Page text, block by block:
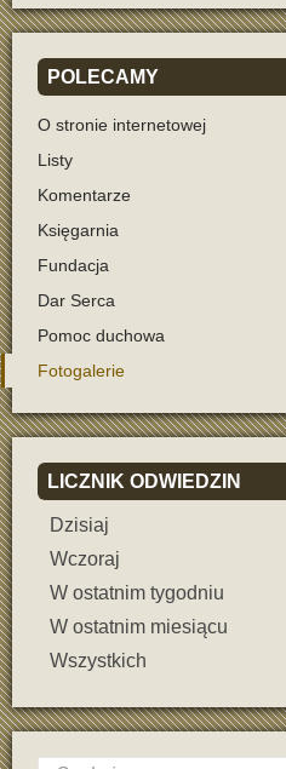
POLECAMY
O stronie internetowej
Listy
Komentarze
Księgarnia
Fundacja
Dar Serca
Pomoc duchowa
Fotogalerie
LICZNIK ODWIEDZIN
Dzisiaj
Wczoraj
W ostatnim tygodniu
W ostatnim miesiącu
Wszystkich